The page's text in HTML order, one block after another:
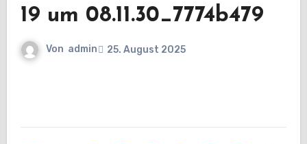
19 um 08.11.30_7774b479
Von admin 25. August 2025